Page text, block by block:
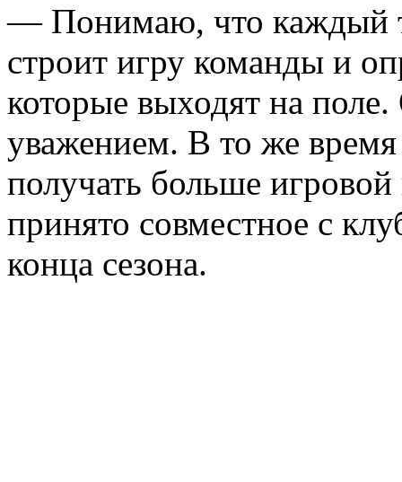
— Понимаю, что каждый
строит игру команды и
которые выходят на
уважением. В то же
получать больше
принято совместное с
конца сезона.